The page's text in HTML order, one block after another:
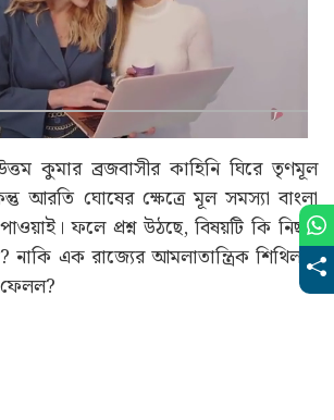
কুমার ব্রজবাসীর কাহিনি ঘিরে তৃণমূল
আরতি ঘোষের ক্ষেত্রে মূল সমস্যা বাংলা
ফলে প্রশ্ন উঠছে, বিষয়টি কি নিছক
নাকি এক রাজ্যের আমলাতান্ত্রিক শিথিলতা